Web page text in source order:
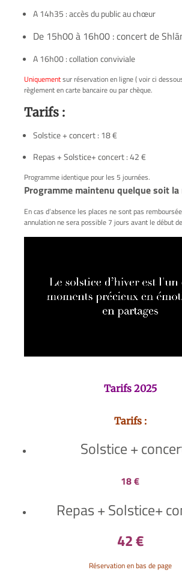
A 14h35 : accès du public au chœur
De 15h00 à 16h00 : concert de
A 16h00 : collation conviviale
Uniquementsur réservation en ligne ( voir ci
règlement en carte bancaire ou par chèque.
Tarifs :
Solstice + concert : 18 €
Repas + Solstice+ concert : 42 €
Programme identique pour les 5 journées.
Programme maintenu quelque soit la
En cas d’absence les places ne sont pas
annulation ne sera possible 7 jours avant le début
Tarifs 2025
Tarifs :
Solstice +
18 €
Repas + Solstice+
42 €
Réservation en bas de page